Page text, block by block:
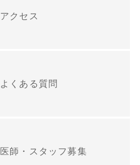
アクセス
よくある質問
医師・スタッフ募集